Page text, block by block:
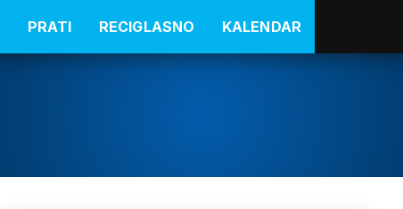
PRATI RECIGLASNO KALENDAR